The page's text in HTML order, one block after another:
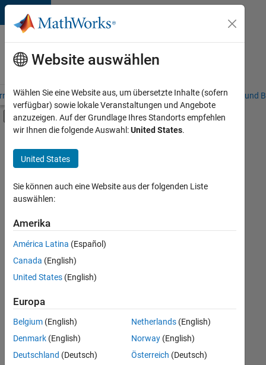
Weiter zum Inhalt
Karriere
bei
MathWorks
– Übersicht Stellensuche Niederlassungen Studierende und
Umschaltung für Off-Canvas-
Hauptinhalt
Information Technology
Commercial Sales
Marketing Communications
Marketing Services
Business Model Team
Human Resources
+5
Derzeit
es
keine
offenen
Stellen,
Ihren
Suchkriterien
entsprechen.
können
Website auswählen
Wählen Sie eine Website aus, um übersetzte Inhalte (sofern
verfügbar) sowie lokale Veranstaltungen und Angebote
anzuzeigen. Auf der Grundlage Ihres Standorts empfehlen
wir Ihnen die folgende Auswahl:United States.
United States
Sie können auch eine Website aus der folgenden Liste
auswählen:
Amerika
América Latina (Español)
Canada (English)
United States (English)
Europa
Belgium (English)
Denmark (English)
Deutschland (Deutsch)
Netherlands(English)
Norway(English)
Österreich (Deutsch)